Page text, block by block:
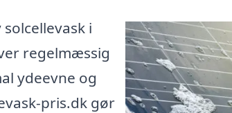
i
regelmæssig
ydeevne og
pris.dk gør